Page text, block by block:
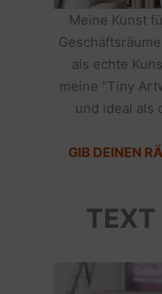
Meine Kunst
als echte
meine "Tiny
und ideal als
GIB DEINEN
TEXT